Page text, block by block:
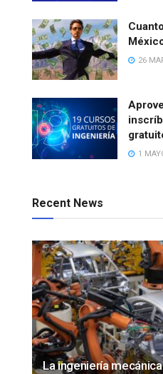
26
1
Recent News
La ingeniería